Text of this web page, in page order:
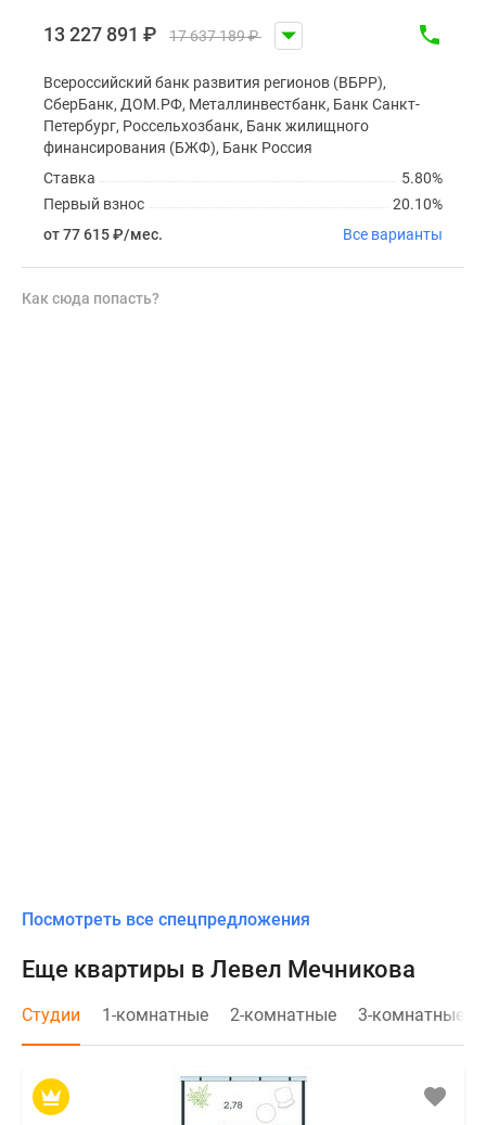
13 227 891 ₽ 17 637 189₽
Всероссийский банк развития регионов (ВБРР),
СберБанк, ДОМ.РФ, Металлинвестбанк, Банк Санкт-
Петербург, Россельхозбанк, Банк жилищного
финансирования (БЖФ), Банк Россия
5.80%
Ставка
20.10%
Первый взнос
от 77 615₽/мес. Все варианты
Как сюда попасть?
Посмотреть все спецпредложения
Еще квартиры в Левел Мечникова
Студии 1-комнатные 2-комнатные 3-комнатные